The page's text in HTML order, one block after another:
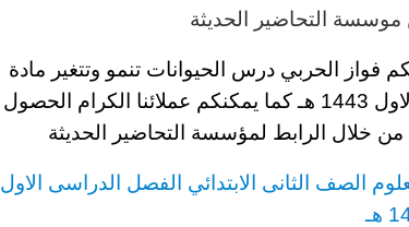
التحاضير الحديثة
فواز الحربي درس الحيوانات تنمو وتتغير مادة
هـ
كما يمكنكم عملائنا الكرام الحصول
من خلال الرابط لمؤسسة التحاضير الحديثة
الصف الثانى الابتدائي الفصل الدراسى الاول
هـ